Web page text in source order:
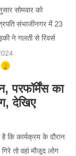
सोमवार को
संभाजीनगर में 23
ने गलती से रिवर्स
दबा दिया जिससे कार
को तोड़कर नीचे खाई में
मौत ह
परफॉर्मेंस का
देखिए
है कि कार्यक्रम के दौरान
तो वहां मौजूद लोग